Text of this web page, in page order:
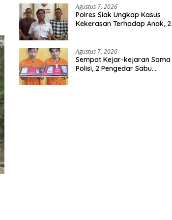
Berhasil Diamankan
Agustus 7, 2026
Polres Siak Ungkap Kasus
Kekerasan Terhadap Anak, 2
Agustus 7, 2026
Sempat Kejar-kejaran Sama
Polisi, 2 Pengedar Sabu